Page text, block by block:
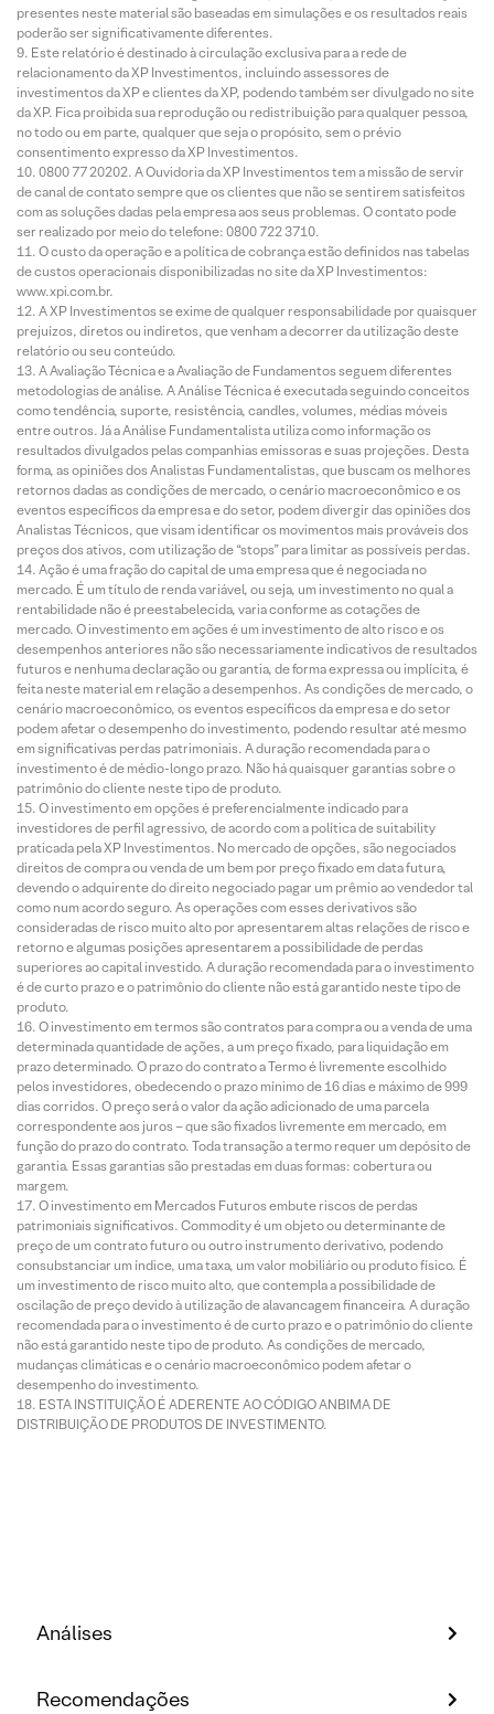
presentes neste material são baseadas em simulações e os resultados reais
poderão ser significativamente diferentes.
Este relatório é destinado à circulação exclusiva para a rede de
relacionamento da XP Investimentos, incluindo assessores de
investimentos da XP e clientes da XP, podendo também ser divulgado no site
da XP. Fica proibida sua reprodução ou redistribuição para qualquer pessoa,
no todo ou em parte, qualquer que seja o propósito, sem o prévio
consentimento expresso da XP Investimentos.
0800 77 20202. A Ouvidoria da XP Investimentos tem a missão de servir
de canal de contato sempre que os clientes que não se sentirem satisfeitos
com as soluções dadas pela empresa aos seus problemas. O contato pode
ser realizado por meio do telefone: 0800 722 3710.
O custo da operação e a política de cobrança estão definidos nas tabelas
de custos operacionais disponibilizadas no site da XP Investimentos:
www.xpi.com.br.
A XP Investimentos se exime de qualquer responsabilidade por quaisquer
prejuízos, diretos ou indiretos, que venham a decorrer da utilização deste
relatório ou seu conteúdo.
A Avaliação Técnica e a Avaliação de Fundamentos seguem diferentes
metodologias de análise. A Análise Técnica é executada seguindo conceitos
como tendência, suporte, resistência, candles, volumes, médias móveis
entre outros. Já a Análise Fundamentalista utiliza como informação os
resultados divulgados pelas companhias emissoras e suas projeções. Desta
forma, as opiniões dos Analistas Fundamentalistas, que buscam os melhores
retornos dadas as condições de mercado, o cenário macroeconômico e os
eventos específicos da empresa e do setor, podem divergir das opiniões dos
Analistas Técnicos, que visam identificar os movimentos mais prováveis dos
preços dos ativos, com utilização de “stops” para limitar as possíveis perdas.
Ação é uma fração do capital de uma empresa que é negociada no
mercado. É um título de renda variável, ou seja, um investimento no qual a
rentabilidade não é preestabelecida, varia conforme as cotações de
mercado. O investimento em ações é um investimento de alto risco e os
desempenhos anteriores não são necessariamente indicativos de resultados
futuros e nenhuma declaração ou garantia, de forma expressa ou implícita, é
feita neste material em relação a desempenhos. As condições de mercado, o
cenário macroeconômico, os eventos específicos da empresa e do setor
podem afetar o desempenho do investimento, podendo resultar até mesmo
em significativas perdas patrimoniais. A duração recomendada para o
investimento é de médio-longo prazo. Não há quaisquer garantias sobre o
patrimônio do cliente neste tipo de produto.
O investimento em opções é preferencialmente indicado para
investidores de perfil agressivo, de acordo com a política de suitability
praticada pela XP Investimentos. No mercado de opções, são negociados
direitos de compra ou venda de um bem por preço fixado em data futura,
devendo o adquirente do direito negociado pagar um prêmio ao vendedor tal
como num acordo seguro. As operações com esses derivativos são
consideradas de risco muito alto por apresentarem altas relações de risco e
retorno e algumas posições apresentarem a possibilidade de perdas
superiores ao capital investido. A duração recomendada para o investimento
é de curto prazo e o patrimônio do cliente não está garantido neste tipo de
produto.
O investimento em termos são contratos para compra ou a venda de uma
determinada quantidade de ações, a um preço fixado, para liquidação em
prazo determinado. O prazo do contrato a Termo é livremente escolhido
pelos investidores, obedecendo o prazo mínimo de 16 dias e máximo de 999
dias corridos. O preço será o valor da ação adicionado de uma parcela
correspondente aos juros – que são fixados livremente em mercado, em
função do prazo do contrato. Toda transação a termo requer um depósito de
garantia. Essas garantias são prestadas em duas formas: cobertura ou
margem.
O investimento em Mercados Futuros embute riscos de perdas
patrimoniais significativos. Commodity é um objeto ou determinante de
preço de um contrato futuro ou outro instrumento derivativo, podendo
consubstanciar um índice, uma taxa, um valor mobiliário ou produto físico. É
um investimento de risco muito alto, que contempla a possibilidade de
oscilação de preço devido à utilização de alavancagem financeira. A duração
recomendada para o investimento é de curto prazo e o patrimônio do cliente
não está garantido neste tipo de produto. As condições de mercado,
mudanças climáticas e o cenário macroeconômico podem afetar o
desempenho do investimento.
ESTA INSTITUIÇÃO É ADERENTE AO CÓDIGO ANBIMA DE
DISTRIBUIÇÃO DE PRODUTOS DE INVESTIMENTO.
Análises
Recomendações